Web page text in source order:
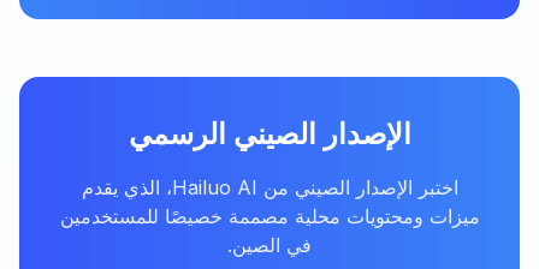
الإصدار الصيني الرسمي
اختبر الإصدار الصيني من Hailuo AI، الذي يقدم
ميزات ومحتويات محلية مصممة خصيصًا للمستخدمين
في الصين.